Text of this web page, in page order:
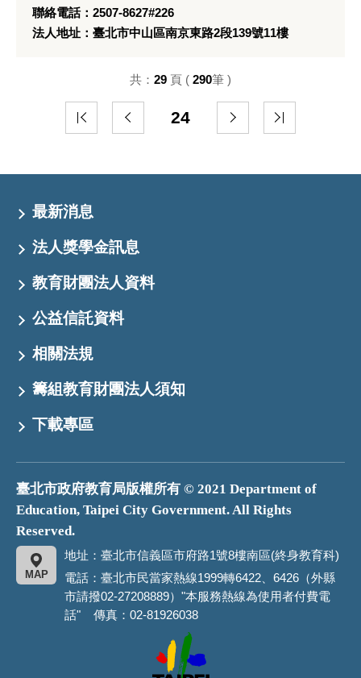
聯絡電話：2507-8627#226
法人地址：臺北市中山區南京東路2段139號11樓
24
共： 29 頁 ( 290筆 )
最新消息
法人獎學金訊息
教育財團法人資料
公益信託資料
相關法規
籌組教育財團法人須知
下載專區
臺北市政府教育局版權所有 © 2021 Department of
Education, Taipei City Government. All Rights
Reserved.
地址：臺北市信義區市府路1號8樓南區(終身教育科)
MAP
電話：臺北市民當家熱線1999轉6422、6426（外縣
市請撥02-27208889）"本服務熱線為使用者付費電
話" 傳真：02-81926038
市
政